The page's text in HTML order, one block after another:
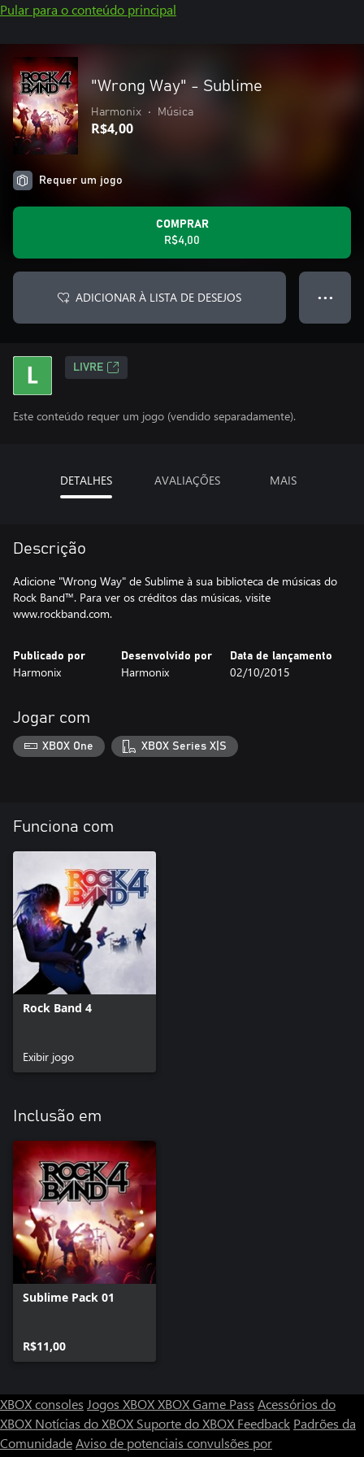
Pular para o conteúdo principal
"Wrong Way" - Sublime
Harmonix • Música
R$4,00
Requer um jogo
COMPRAR
R$4,00
ADICIONAR À LISTA DE DESEJOS ● ● ●
LIVRE
Este conteúdo requer um jogo (vendido separadamente).
DETALHES AVALIAÇÕES MAIS
Descrição
Adicione "Wrong Way" de Sublime à sua biblioteca de músicas do
Rock Band™. Para ver os créditos das músicas, visite
www.rockband.com.
Publicado por
Harmonix
Desenvolvido por
Harmonix
Data de lançamento
02/10/2015
Jogar com
XBOX One XBOX Series X|S
Funciona com
Rock Band 4
Exibir jogo
Inclusão em
Sublime Pack 01
R$11,00
XBOX consoles Jogos XBOXXBOX Game Pass Acessórios do
XBOX Notícias do XBOX Suporte do XBOX Feedback Padrões da
ComunidadeAviso de potenciais convulsões por